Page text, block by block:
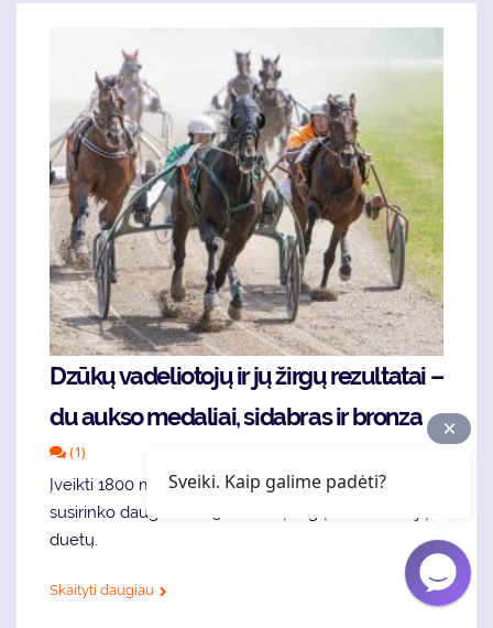
Dzūkų vadeliotojų ir jų žirgų rezultatai –
du aukso medaliai, sidabras ir bronza
(1)
Įveikti 1800 metrų distanciją Širvintų hipodrome
susirinko daugiau nei 30 ristūnų žirgų ir vadeliotojų
duetų.
Skaityti daugiau
Sveiki. Kaip galime padėti?